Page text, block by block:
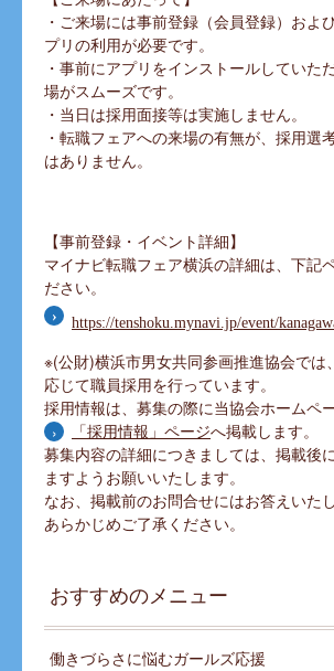
・ご来場には事前登録（会員登録）およ
プリの利用が必要です。
・事前にアプリをインストールしていた
場がスムーズです。
・当日は採用面接等は実施しません。
・転職フェアへの来場の有無が、採用選
はありません。
【事前登録・イベント詳細】
マイナビ転職フェア横浜の詳細は、下記
ださい。
https://tenshoku.mynavi.jp/event/
※(公財)横浜市男女共同参画推進協会では
応じて職員採用を行っています。
採用情報は、募集の際に当協会ホームペ
「採用情報」ページへ掲載します。
募集内容の詳細につきましては、掲載後
ますようお願いいたします。
なお、掲載前のお問合せにはお答えいた
あらかじめご了承ください。
おすすめのメニュー
働きづらさに悩むガールズ応援